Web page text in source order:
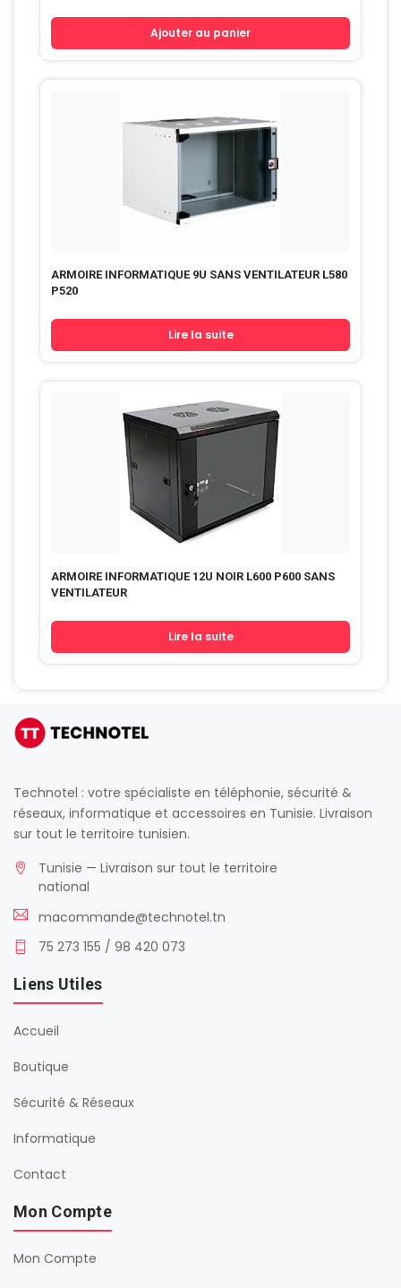
Ajouter au panier
ARMOIRE INFORMATIQUE 9U SANS VENTILATEUR L580
P520
Lire la suite
ARMOIRE INFORMATIQUE 12U NOIR L600 P600 SANS
VENTILATEUR
Lire la suite
Technotel : votre spécialiste en téléphonie, sécurité &
réseaux, informatique et accessoires en Tunisie. Livraison
sur tout le territoire tunisien.
Tunisie — Livraison sur tout le territoire
national
macommande@technotel.tn
75 273 155 / 98 420 073
Liens Utiles
Accueil
Boutique
Sécurité & Réseaux
Informatique
Contact
Mon Compte
Mon Compte